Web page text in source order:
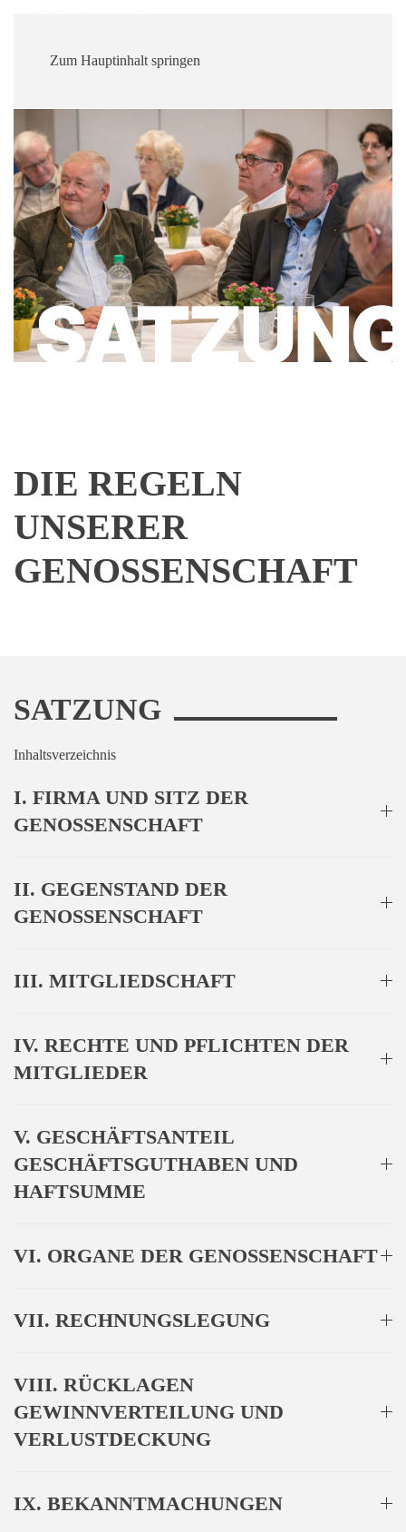
Zum Hauptinhalt springen
DIE REGELN
UNSERER
GENOSSENSCHAFT
SATZUNG
Inhaltsverzeichnis
I. FIRMA UND SITZ DER
GENOSSENSCHAFT
II. GEGENSTAND DER
GENOSSENSCHAFT
III. MITGLIEDSCHAFT
IV. RECHTE UND PFLICHTEN DER
MITGLIEDER
V. GESCHÄFTSANTEIL
GESCHÄFTSGUTHABEN UND
HAFTSUMME
VI. ORGANE DER GENOSSENSCHAFT
VII. RECHNUNGSLEGUNG
VIII. RÜCKLAGEN
GEWINNVERTEILUNG UND
VERLUSTDECKUNG
IX. BEKANNTMACHUNGEN